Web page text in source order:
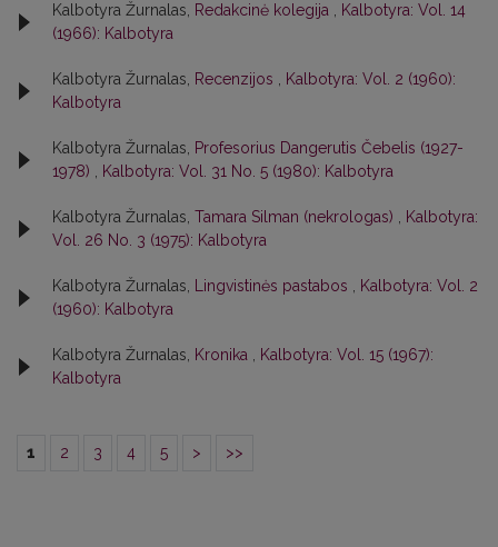
Kalbotyra Žurnalas, Redakcinė kolegija
Kalbotyra: Vol. 14
(1966): Kalbotyra
Kalbotyra Žurnalas, Recenzijos
Kalbotyra: Vol. 2 (1960):
Kalbotyra
Kalbotyra Žurnalas,
Profesorius Dangerutis Čebelis (1927-
1978)
Kalbotyra: Vol. 31 No. 5 (1980): Kalbotyra
Kalbotyra Žurnalas, Tamara Silman (nekrologas)
Kalbotyra:
Vol. 26 No. 3 (1975): Kalbotyra
Kalbotyra Žurnalas, Lingvistinės pastabos
Kalbotyra: Vol. 2
(1960): Kalbotyra
Kalbotyra Žurnalas, Kronika
Kalbotyra: Vol. 15 (1967):
Kalbotyra
1 2 3 4 5 > >>